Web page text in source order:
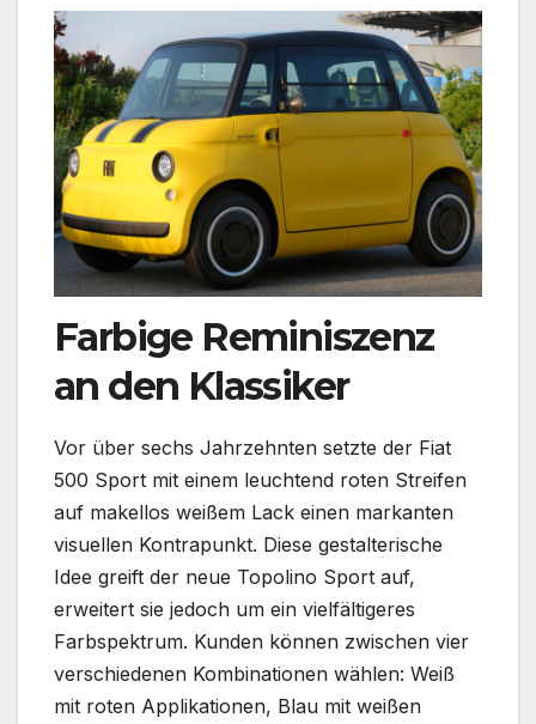
Farbige Reminiszenz
an den Klassiker
Vor über sechs Jahrzehnten setzte der Fiat
500 Sport mit einem leuchtend roten Streifen
auf makellos weißem Lack einen markanten
visuellen Kontrapunkt. Diese gestalterische
Idee greift der neue Topolino Sport auf,
erweitert sie jedoch um ein vielfältigeres
Farbspektrum. Kunden können zwischen vier
verschiedenen Kombinationen wählen: Weiß
mit roten Applikationen, Blau mit weißen